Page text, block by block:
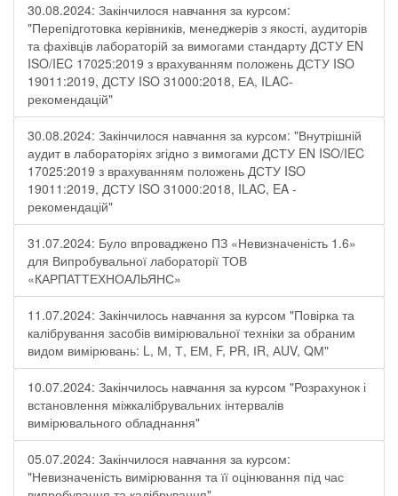
30.08.2024: Закінчилося навчання за курсом:
"Перепідготовка керівників, менеджерів з якості, аудиторів
та фахівців лабораторій за вимогами стандарту ДСТУ EN
ISO/IEC 17025:2019 з врахуванням положень ДСТУ ISO
19011:2019, ДСТУ ISO 31000:2018, ЕА, ILAC-
рекомендацій"
30.08.2024: Закінчилося навчання за курсом: "Внутрішній
аудит в лабораторіях згідно з вимогами ДСТУ EN ISO/IEC
17025:2019 з врахуванням положень ДСТУ ISO
19011:2019, ДСТУ ISO 31000:2018, ILAC, EA -
рекомендацій"
31.07.2024: Було впроваджено ПЗ «Невизначеність 1.6»
для Випробувальної лабораторії ТОВ
«КАРПАТТЕХНОАЛЬЯНС»
11.07.2024: Закінчилось навчання за курсом "Повірка та
калібрування засобів вимірювальної техніки за обраним
видом вимірювань: L, М, Т, ЕМ, F, РR, ІR, АUV, QМ"
10.07.2024: Закінчилось навчання за курсом "Розрахунок і
встановлення міжкалібрувальних інтервалів
вимірювального обладнання"
05.07.2024: Закінчилося навчання за курсом:
"Невизначеність вимірювання та її оцінювання під час